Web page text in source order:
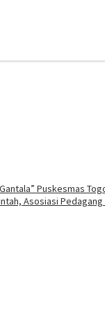
Puskesmas
Asosiasi Pedagang